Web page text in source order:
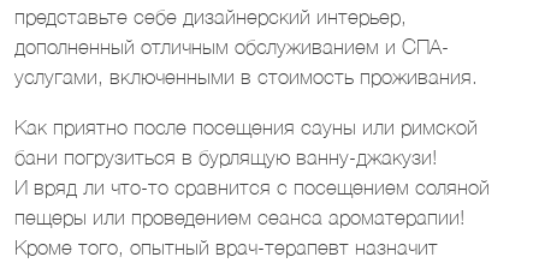
представьте себе дизайнерский интерьер,
дополненный отличным обслуживанием и СПА-
услугами, включенными в стоимость проживания.
Как приятно после посещения сауны или римской
бани погрузиться в бурлящую ванну-джакузи!
И вряд ли что-то сравнится с посещением соляной
пещеры или проведением сеанса ароматерапии!
Кроме того, опытный врач-терапевт назначит